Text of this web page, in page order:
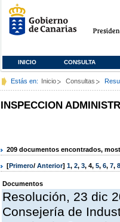
INICIO CONSULTA
Estás en: Inicio Consultas
INSPECCION
209 documentos encontrados,
[Primero/ Anterior] 1, 2, 3, 4, 5, 6, 7, 8
Documentos
Resolución, 23 dic
Consejería de